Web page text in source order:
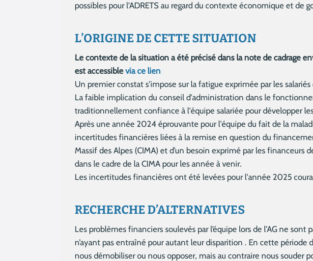
possibles pour l’ADRETS au regard du contexte économique et de
L’ORIGINE DE CETTE SITUATION
Le contexte de la situation a été précisé dans la note de cadrage
est accessible via ce lien
Un premier constat s'impose sur la fatigue exprimée par les
La faible implication du conseil d'administration dans le
traditionnellement confiance à l'équipe salariée pour développer
Après une année 2024 éprouvante pour l'équipe du fait de la
incertitudes financières liées à la remise en question du
Massif des Alpes (CIMA) et d’un besoin exprimé par les
dans le cadre de la CIMA pour les année à venir.
Les incertitudes financières ont été levées pour l'année 2025
RECHERCHE D’ALTERNATIVES
Les problèmes financiers soulevés par l’équipe lors de l’AG ne
n’ayant pas entraîné pour autant leur disparition . En cette
nous démobiliser ou nous opposer, mais au contraire nous souder